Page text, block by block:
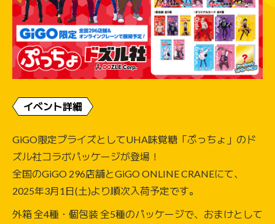
イベント詳細
GiGO限定プライズとしてUHA味覚糖「ぷっちょ」のド
ズル社コラボパッケージが登場！
全国のGiGO 296店舗とGiGO ONLINE CRANEにて、
2025年3月1日(土)より順次入荷予定です。
外箱 全4種・個包装 全5種のパッケージで、おまけとして